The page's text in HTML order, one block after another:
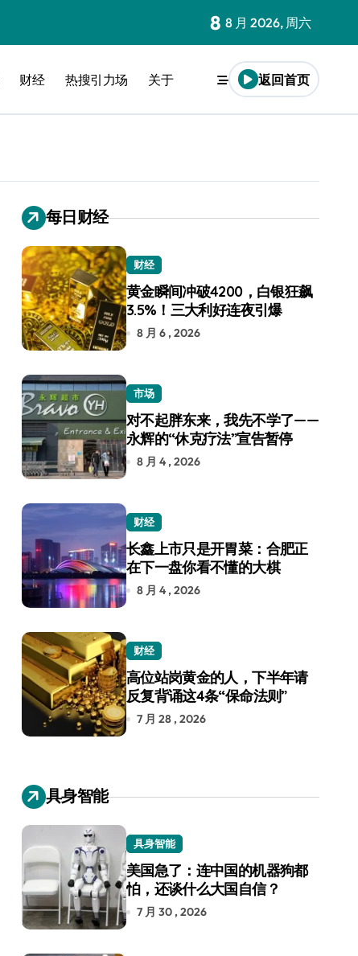
8 8 月 2026, 周六
财经 热搜引力场 关于 返回首页
每日财经
财经
黄金瞬间冲破4200，白银狂飙
3.5%！三大利好连夜引爆
8 月 6 , 2026
市场
对不起胖东来，我先不学了——
永辉的“休克疗法”宣告暂停
8 月 4 , 2026
财经
长鑫上市只是开胃菜：合肥正
在下一盘你看不懂的大棋
8 月 4 , 2026
财经
高位站岗黄金的人，下半年请
反复背诵这4条“保命法则”
7 月 28 , 2026
具身智能
具身智能
美国急了：连中国的机器狗都
怕，还谈什么大国自信？
7 月 30 , 2026